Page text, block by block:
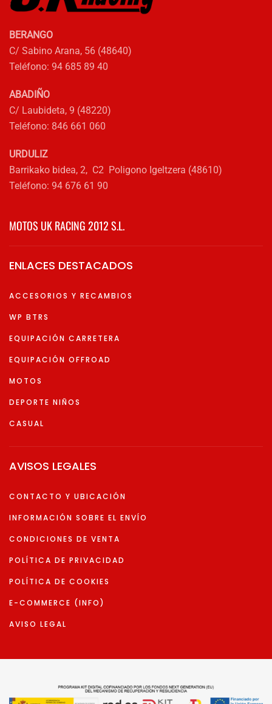
BERANGO
C/ Sabino Arana, 56 (48640)
Teléfono: 94 685 89 40
ABADIÑO
C/ Laubideta, 9 (48220)
Teléfono: 846 661 060
URDULIZ
Barrikako bidea, 2, C2 Poligono Igeltzera (48610)
Teléfono: 94 676 61 90
MOTOS UK RACING 2012 S.L.
ENLACES DESTACADOS
ACCESORIOS Y RECAMBIOS
WP BTRS
EQUIPACIÓN CARRETERA
EQUIPACIÓN OFFROAD
MOTOS
DEPORTE NIÑOS
CASUAL
AVISOS LEGALES
CONTACTO Y UBICACIÓN
INFORMACIÓN SOBRE EL ENVÍO
CONDICIONES DE VENTA
POLÍTICA DE PRIVACIDAD
POLÍTICA DE COOKIES
E-COMMERCE (INFO)
AVISO LEGAL